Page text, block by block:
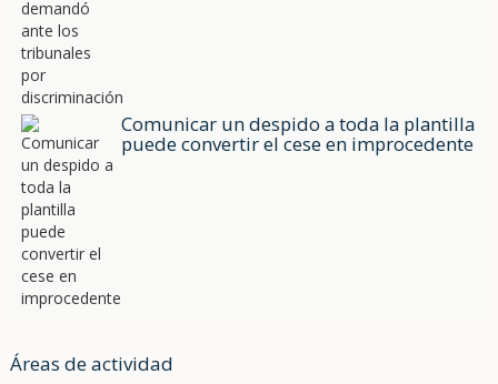
Comunicar un despido a toda la plantilla
puede convertir el cese en improcedente
Áreas de actividad